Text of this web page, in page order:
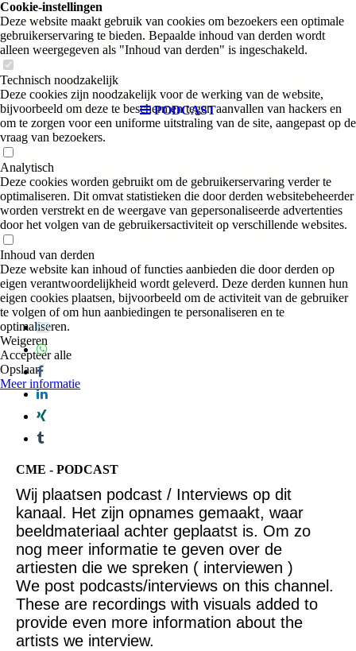
PODCAST
Magazine for
Artists and
Line Dancers
- since 2001
CME - PODCAST
Wij plaatsen podcast / Interviews op dit
kanaal. Het zijn opnames gemaakt, waar
beeldmateriaal achter geplaatst is. Om zo
nog meer informatie te geven over de
artiesten die we spreken ( interviewen )
We post podcasts/interviews on this channel.
These are recordings with visuals added to
provide even more information about the
artists we interview.
Cookie-instellingen
Deze website maakt gebruik van cookies om bezoekers een optimale
gebruikerservaring te bieden. Bepaalde inhoud van derden wordt
alleen weergegeven als "Inhoud van derden" is ingeschakeld.
Technisch noodzakelijk
Deze cookies zijn noodzakelijk voor de werking van de website,
bijvoorbeeld om deze te beschermen tegen aanvallen van hackers en
om te zorgen voor een uniforme uitstraling van de site, aangepast op de
vraag van bezoekers.
Analytisch
Deze cookies worden gebruikt om de gebruikerservaring verder te
optimaliseren. Dit omvat statistieken die door derden websitebeheerder
worden verstrekt en de weergave van gepersonaliseerde advertenties
door het volgen van de gebruikersactiviteit op verschillende websites.
Inhoud van derden
Deze website kan inhoud of functies aanbieden die door derden op
eigen verantwoordelijkheid wordt geleverd. Deze derden kunnen hun
eigen cookies plaatsen, bijvoorbeeld om de activiteit van de gebruiker
te volgen of om hun aanbiedingen te personaliseren en te
optimaliseren.
Weigeren
Accepteer alle
Opslaan
Meer informatie